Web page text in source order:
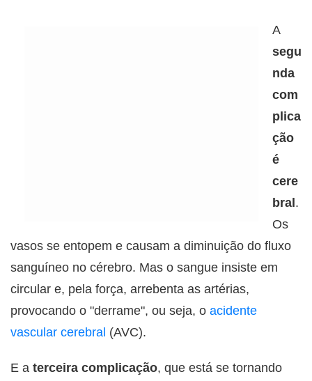
A
segu
nda
com
plica
ção
é
cere
bral.
Os
vasos se entopem e causam a diminuição do fluxo
sanguíneo no cérebro. Mas o sangue insiste em
circular e, pela força, arrebenta as artérias,
provocando o "derrame", ou seja, o acidente
vascular cerebral (AVC).
E a terceira complicação, que está se tornando